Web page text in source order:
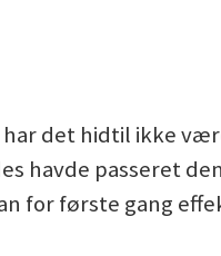
det hidtil ikke
havde passeret
for første gang